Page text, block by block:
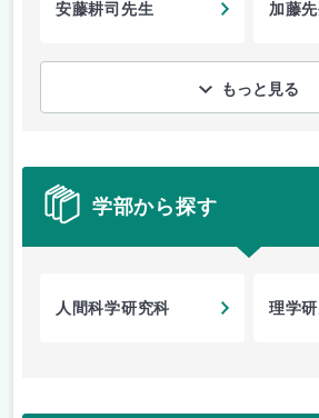
安藤耕司先生 加藤
もっと見る
学部から探す
人間科学研究科 理学